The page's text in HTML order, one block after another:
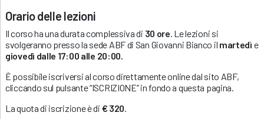
Orario delle lezioni
Il corso ha una durata complessiva di 30 ore . Le lezioni si
svolgeranno presso la sede ABF di San Giovanni Bianco il martedì e
giovedì dalle 17:00 alle 20:00.
È possibile iscriversi al corso direttamente online dal sito ABF,
cliccando sul pulsante “ISCRIZIONE” in fondo a questa pagina.
La quota di iscrizione è di € 320